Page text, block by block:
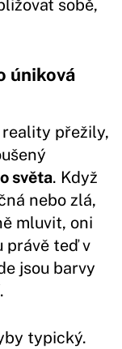
sobě,
úniková
přežily,
světa. Když
nebo zlá,
mluvit, oni
právě teď v
jsou barvy
typický.